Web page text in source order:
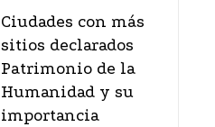
Ciudades con más
sitios declarados
Patrimonio de la
Humanidad y su
importancia